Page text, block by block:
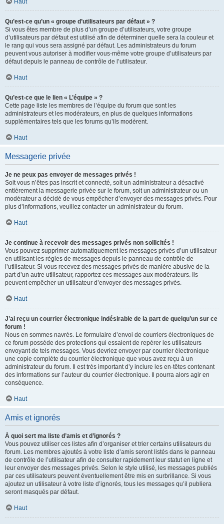
Haut
Qu’est-ce qu’un « groupe d’utilisateurs par défaut » ?
Si vous êtes membre de plus d’un groupe d’utilisateurs, votre groupe
d’utilisateurs par défaut est utilisé afin de déterminer quelle sera la couleur et
le rang qui vous sera assigné par défaut. Les administrateurs du forum
peuvent vous autoriser à modifier vous-même votre groupe d’utilisateurs par
défaut depuis le panneau de contrôle de l’utilisateur.
Haut
Qu’est-ce que le lien « L’équipe » ?
Cette page liste les membres de l’équipe du forum que sont les
administrateurs et les modérateurs, en plus de quelques informations
supplémentaires tels que les forums qu’ils modèrent.
Haut
Messagerie privée
Je ne peux pas envoyer de messages privés !
Soit vous n’êtes pas inscrit et connecté, soit un administrateur a désactivé
entièrement la messagerie privée sur le forum, soit un administrateur ou un
modérateur a décidé de vous empêcher d’envoyer des messages privés. Pour
plus d’informations, veuillez contacter un administrateur du forum.
Haut
Je continue à recevoir des messages privés non sollicités !
Vous pouvez supprimer automatiquement les messages privés d’un utilisateur
en utilisant les règles de messages depuis le panneau de contrôle de
l’utilisateur. Si vous recevez des messages privés de manière abusive de la
part d’un autre utilisateur, rapportez ces messages aux modérateurs. Ils
peuvent empêcher un utilisateur d’envoyer des messages privés.
Haut
J’ai reçu un courrier électronique indésirable de la part de quelqu’un sur ce
forum !
Nous en sommes navrés. Le formulaire d’envoi de courriers électroniques de
ce forum possède des protections qui essaient de repérer les utilisateurs
envoyant de tels messages. Vous devriez envoyer par courrier électronique
une copie complète du courrier électronique que vous avez reçu à un
administrateur du forum. Il est très important d’y inclure les en-têtes contenant
des informations sur l’auteur du courrier électronique. Il pourra alors agir en
conséquence.
Haut
Amis et ignorés
À quoi sert ma liste d’amis et d’ignorés ?
Vous pouvez utiliser ces listes afin d’organiser et trier certains utilisateurs du
forum. Les membres ajoutés à votre liste d’amis seront listés dans le panneau
de contrôle de l’utilisateur afin de consulter rapidement leur statut en ligne et
leur envoyer des messages privés. Selon le style utilisé, les messages publiés
par ces utilisateurs peuvent éventuellement être mis en surbrillance. Si vous
ajoutez un utilisateur à votre liste d’ignorés, tous les messages qu’il publiera
seront masqués par défaut.
Haut